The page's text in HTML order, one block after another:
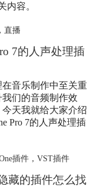
内容。
， 直播
7的人声处理插
音乐制作中至关重
们的音频制作效
天我就给大家介绍
Pro 7的人声处理插
插件， VST插件
藏的插件怎么找